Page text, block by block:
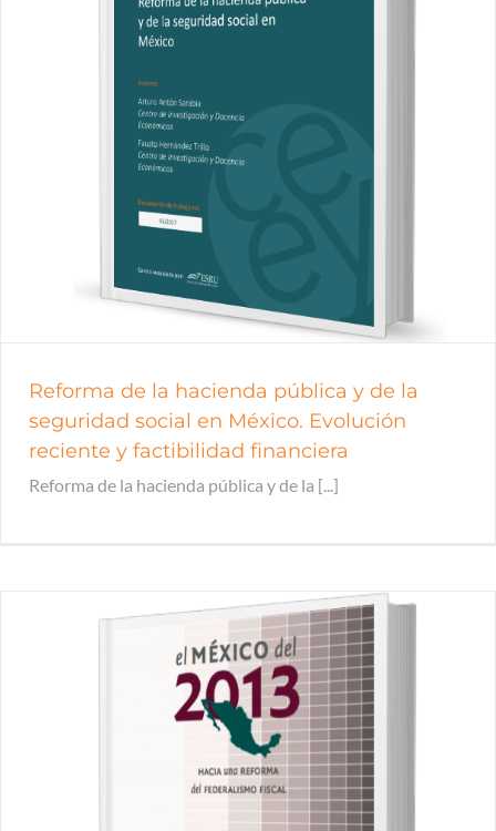
Reforma de la hacienda pública y de la
seguridad social en México. Evolución
reciente y factibilidad financiera
Reforma de la hacienda pública y de la [...]